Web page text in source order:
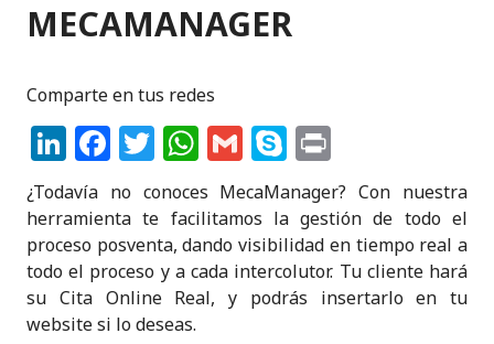
MECAMANAGER
Comparte en tus redes
Li
n
k
e
dI
n
F
a
c
e
b
o
T
w
it
te
r
W
h
a
ts
A
p
G
m
ai
l
S
k
y
p
e
ri
n
t
¿Todavía no conoces MecaManager? Con nuestra
herramienta te facilitamos la gestión de todo el
proceso posventa, dando visibilidad en tiempo real a
todo el proceso y a cada intercolutor. Tu cliente hará
su Cita Online Real, y podrás insertarlo en tu
website si lo deseas.